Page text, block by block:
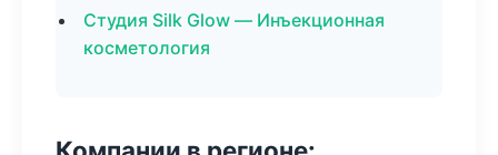
Студия Silk Glow — Инъекционная
косметология